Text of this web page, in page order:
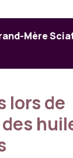
Mère
lors de